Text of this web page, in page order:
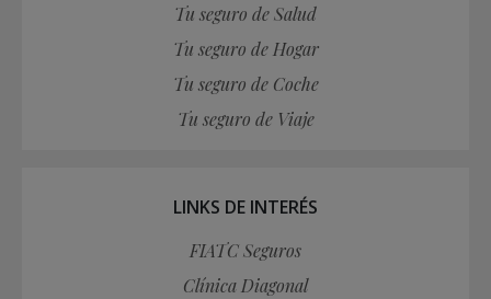
Tu seguro de Salud
Tu seguro de Hogar
Tu seguro de Coche
Tu seguro de Viaje
LINKS DE INTERÉS
FIATC Seguros
Clínica Diagonal